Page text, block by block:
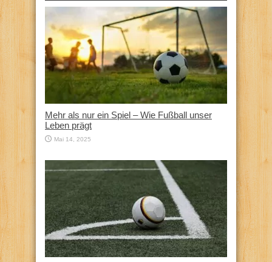
Mehr als nur ein Spiel – Wie Fußball unser
Leben prägt
Mai 14, 2025